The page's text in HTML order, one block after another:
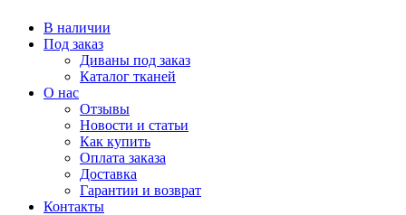
В наличии
Под заказ
Диваны под заказ
Каталог тканей
О нас
Отзывы
Новости и статьи
Как купить
Оплата заказа
Доставка
Гарантии и возврат
Контакты